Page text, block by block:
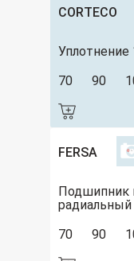
CORTECO
Уплотнение
70
90
FERSA
Подшипник
радиальный
70
90